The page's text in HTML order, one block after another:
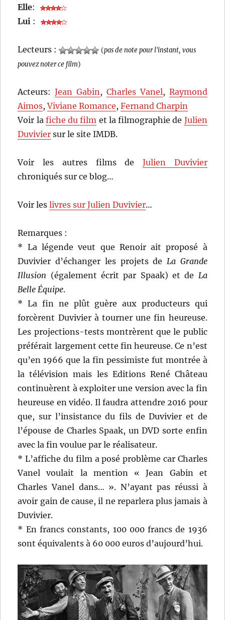
Elle:
Lui :
Lecteurs : (pas de note pour l'instant, vous
pouvez noter ce film)
Acteurs:Jean Gabin, Charles Vanel, Raymond
Aimos,Viviane Romance,Fernand Charpin
Voir la fiche du film et la filmographie de Julien
Duvivier sur le site IMDB.
Voir les autres films de Julien Duvivier
chroniqués sur ce blog…
Voir leslivres sur Julien Duvivier…
Remarques :
* La légende veut que Renoir ait proposé à
Duvivier d’échanger les projets de La Grande
Illusion (également écrit par Spaak) et de La
Belle Équipe.
* La fin ne plût guère aux producteurs qui
forcèrent Duvivier à tourner une fin heureuse.
Les projections-tests montrèrent que le public
préférait largement cette fin heureuse. Ce n’est
qu’en 1966 que la fin pessimiste fut montrée à
la télévision mais les Editions René Château
continuèrent à exploiter une version avec la fin
heureuse en vidéo. Il faudra attendre 2016 pour
que, sur l’insistance du fils de Duvivier et de
l’épouse de Charles Spaak, un DVD sorte enfin
avec la fin voulue par le réalisateur.
* L’affiche du film a posé problème car Charles
Vanel voulait la mention « Jean Gabin et
Charles Vanel dans… ». N’ayant pas réussi à
avoir gain de cause, il ne reparlera plus jamais à
Duvivier.
* En francs constants, 100 000 francs de 1936
sont équivalents à 60 000 euros d’aujourd’hui.